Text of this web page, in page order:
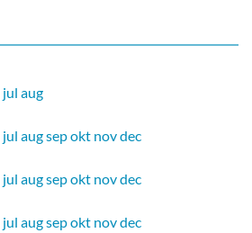
jul aug
jul augsepokt novdec
jul augsepokt novdec
jul augsepokt novdec